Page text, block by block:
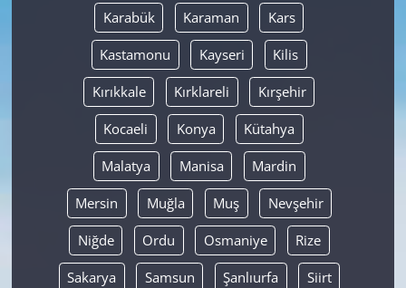
Karabük Karaman Kars
Kastamonu Kayseri Kilis
Kırıkkale Kırklareli Kırşehir
Kocaeli Konya Kütahya
Malatya Manisa Mardin
Mersin Muğla Muş Nevşehir
Niğde Ordu Osmaniye Rize
Sakarya Samsun Şanlıurfa Siirt